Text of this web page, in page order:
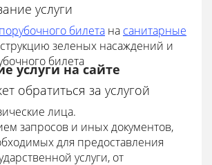
услуги
порубочного билета на санитарные
зеленых насаждений и
билета
услуги на сайте
обратиться за услугой
лица.
запросов и иных документов,
для предоставления
услуги, от